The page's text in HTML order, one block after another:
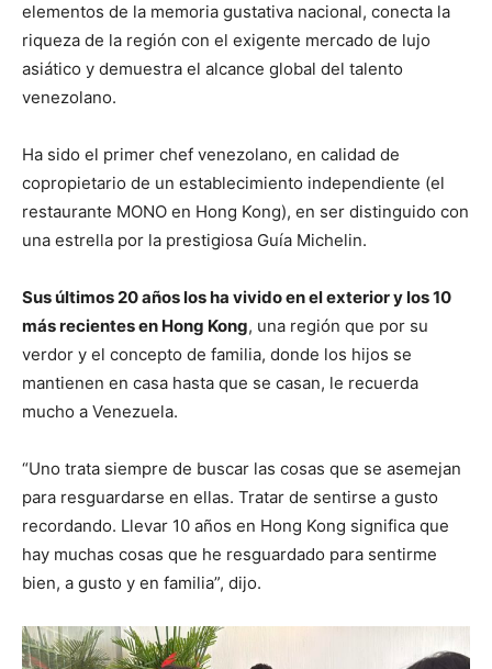
elementos de la memoria gustativa nacional, conecta la
riqueza de la región con el exigente mercado de lujo
asiático y demuestra el alcance global del talento
venezolano.
Ha sido el primer chef venezolano, en calidad de
copropietario de un establecimiento independiente (el
restaurante MONO en Hong Kong), en ser distinguido con
una estrella por la prestigiosa Guía Michelin.
Sus últimos 20 años los ha vivido en el exterior y los 10
más recientes en Hong Kong, una región que por su
verdor y el concepto de familia, donde los hijos se
mantienen en casa hasta que se casan, le recuerda
mucho a Venezuela.
“Uno trata siempre de buscar las cosas que se asemejan
para resguardarse en ellas. Tratar de sentirse a gusto
recordando. Llevar 10 años en Hong Kong significa que
hay muchas cosas que he resguardado para sentirme
bien, a gusto y en familia”, dijo.